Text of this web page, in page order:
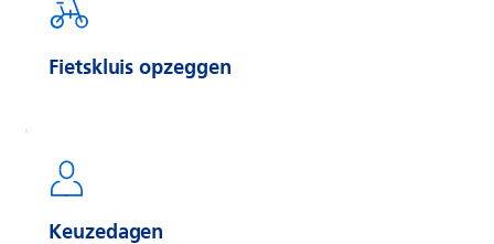
Fietskluis opzeggen
Keuzedagen